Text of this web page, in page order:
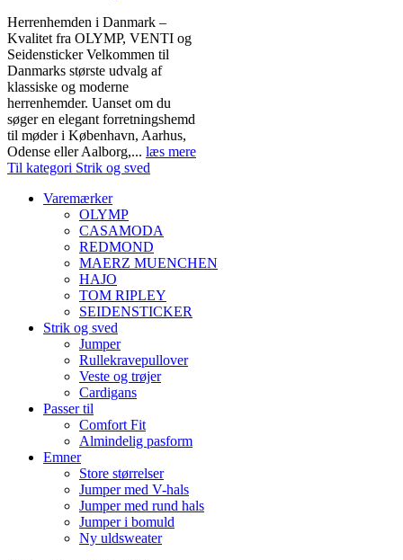
Herrenhemden i Danmark –
Kvalitet fra OLYMP, VENTI og
Seidensticker Velkommen til
Danmarks største udvalg af
klassiske og moderne
herrenhemder. Uanset om du
søger en elegant forretningshemd
til møder i København, Aarhus,
Odense eller Aalborg,... læs mere
Til kategori Strik og sved
Varemærker
OLYMP
CASAMODA
REDMOND
MAERZ MUENCHEN
HAJO
TOM RIPLEY
SEIDENSTICKER
Strik og sved
Jumper
Rullekravepullover
Veste og trøjer
Cardigans
Passer til
Comfort Fit
Almindelig pasform
Emner
Store størrelser
Jumper med V-hals
Jumper med rund hals
Jumper i bomuld
Ny uldsweater